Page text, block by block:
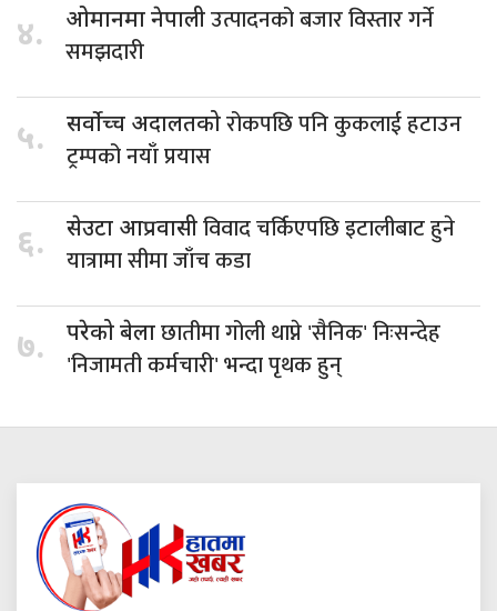
४. ओमानमा नेपालीउत्पादनको बजार विस्तार गर्ने
समझदारी
५. सर्वोच्च अदालतकोरोकपछि पनि कुकलाई हटाउन
ट्रम्पको नयाँ प्रयास
६. सेउटा आप्रवासीविवाद चर्किएपछि इटालीबाट हुने
यात्रामा सीमा जाँच कडा
७. परेको बेलाछातीमा गोली थाप्ने 'सैनिक' निःसन्देह
'निजामती कर्मचारी' भन्दा पृथक हुन्